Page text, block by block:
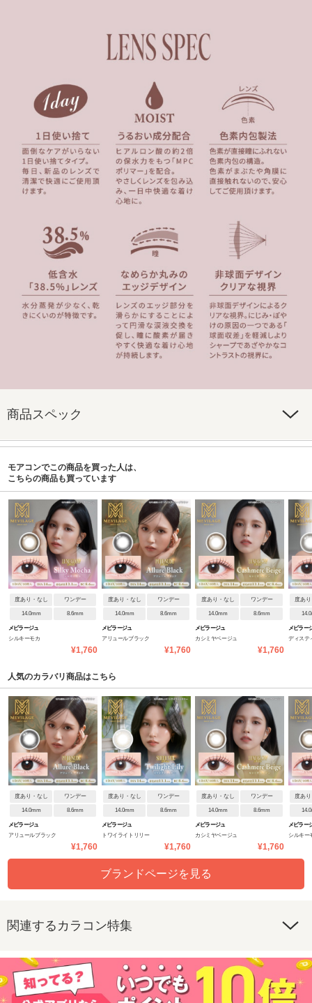
商品スペック
モアコンでこの商品を買った人は、
こちらの商品も買っています
度あり・なし ワンデー
14.0mm 8.6mm
メビラージュ
シルキーモカ
¥1,760
度あり・なし ワンデー
14.0mm 8.6mm
メビラージュ
アリュールブラック
¥1,760
度あり・なし ワンデー
14.0mm 8.6mm
メビラージュ
カシミヤベージュ
¥1,760
度あ
メビラー
ディステ
人気のカラバリ商品はこちら
度あり・なし ワンデー
14.0mm 8.6mm
メビラージュ
アリュールブラック
¥1,760
度あり・なし ワンデー
14.0mm 8.6mm
メビラージュ
トワイライトリリー
¥1,760
度あり・なし ワンデー
14.0mm 8.6mm
メビラージュ
カシミヤベージュ
¥1,760
度あ
メビラー
シルキー
ブランドページを見る
関連するカラコン特集